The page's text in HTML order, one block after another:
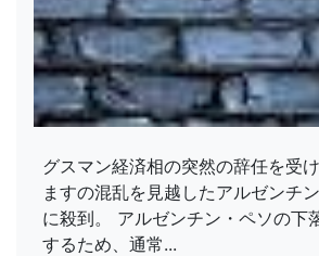
グスマン経済相の突然の辞任を受
ますの混乱を見越したアルゼンチ
に殺到。 アルゼンチン・ペソの下
するため、通常...